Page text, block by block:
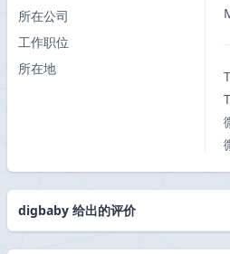
所在公司
工作职位
所在地
digbaby 给出的评价